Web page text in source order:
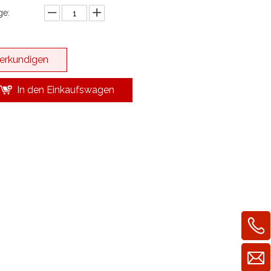
erkundigen
In den Einkaufswagen